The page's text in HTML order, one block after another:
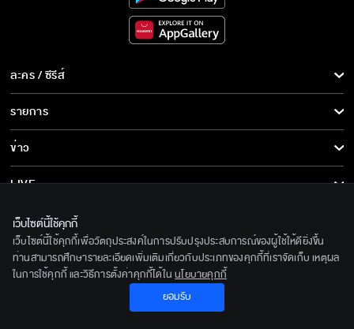
ละคร / ซีรีส์
ละคร/ซีรีส์
ซีรีส์นานาชาติ
การ์ตูน & เกม
รายการ
รายการทั้งหมด
ข่าว
ข่าวทั้งหมด
ข่าวประชาสัมพันธ์
LIVE
เกี่ยวกับเรา
BEC World
รู้จักเรา
ติดตามเราได้ที่
© 2020 Bangkok Entertainment Co.,Ltd. All Rights Reserved.
Powered by BECi Corporation Ltd.
เว็บไซต์นี้ใช้คุกกี้
เว็บไซต์นี้ใช้คุกกี้เพื่อวัตถุประสงค์ในการปรับปรุงประสบการณ์ของผู้ใช้ให้ดียิ่งขึ้น
ท่านสามารถศึกษารายละเอียดเพิ่มเติมเกี่ยวกับประเภทของคุกกี้ที่เราจัดเก็บ เหตุผล
ในการใช้คุกกี้ และวิธีการตั้งค่าคุกกี้ได้ใน นโยบายคุกกี้
ยอมรับ